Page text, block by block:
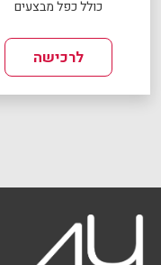
כולל כפל מבצעים
לרכישה